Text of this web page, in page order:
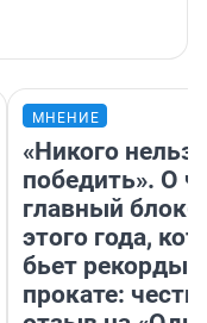
МНЕНИЕ
«Никого нельзя
победить». О
главный
этого года,
бьет рекорды в
прокате: